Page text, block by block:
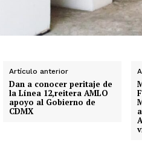
Artículo anterior
Dan a conocer peritaje de
la Línea 12,reitera AMLO
apoyo al Gobierno de
CDMX